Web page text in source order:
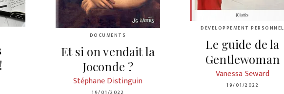
DOCUMENTS
Et si on vendait la
Joconde ?
Stéphane Distinguin
19/01/2022
DÉVELOPPEMENT PERSONNEL
Le guide de la
Gentlewoman
Vanessa Seward
19/01/2022